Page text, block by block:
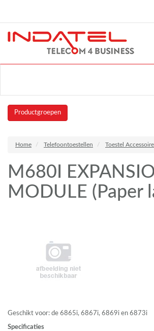
Productgroepen
Home Telefoontoestellen Toestel
M680I
MODULE (Paper
Geschikt voor: de 6865i, 6867i, 6869i en 6873i
Specificaties